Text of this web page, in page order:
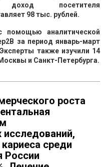
посетителя
98 тыс. рублей.
помощью аналитической
за период январь-март
также изучили 14
и Санкт-Петербурга.
роста
исследований,
среди
России